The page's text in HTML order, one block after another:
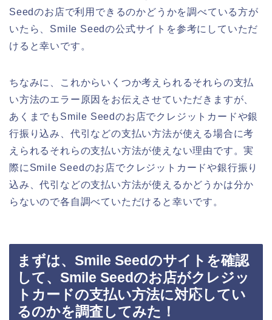
Seedのお店で利用できるのかどうかを調べている方が
いたら、Smile Seedの公式サイトを参考にしていただ
けると幸いです。
ちなみに、これからいくつか考えられるそれらの支払
い方法のエラー原因をお伝えさせていただきますが、
あくまでもSmile Seedのお店でクレジットカードや銀
行振り込み、代引などの支払い方法が使える場合に考
えられるそれらの支払い方法が使えない理由です。実
際にSmile Seedのお店でクレジットカードや銀行振り
込み、代引などの支払い方法が使えるかどうかは分か
らないので各自調べていただけると幸いです。
まずは、Smile Seedのサイトを確認
して、Smile Seedのお店がクレジッ
トカードの支払い方法に対応してい
るのかを調査してみた！